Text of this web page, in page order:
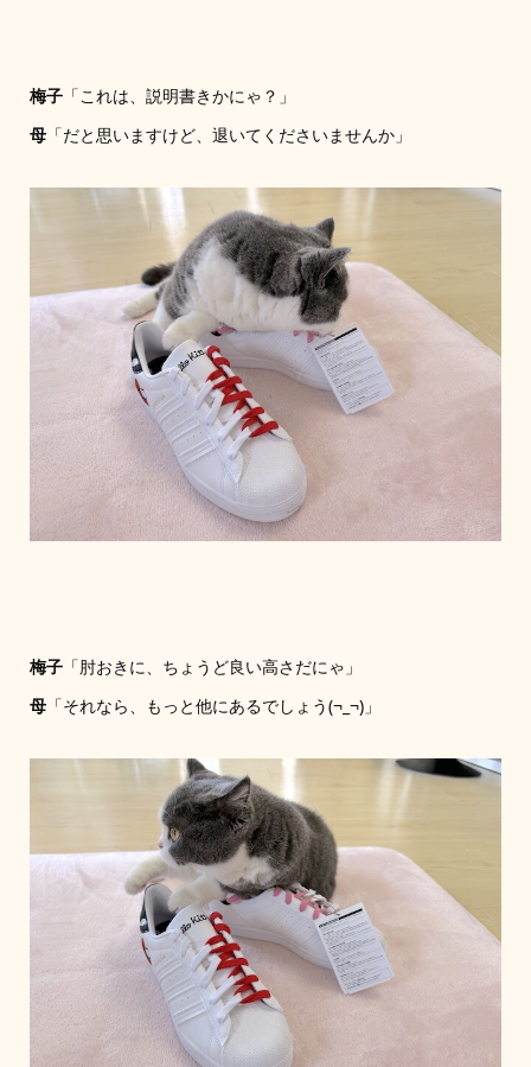
梅子「これは、説明書きかにゃ？」
母「だと思いますけど、退いてくださいませんか」
梅子「肘おきに、ちょうど良い高さだにゃ」
母「それなら、もっと他にあるでしょう(¬_¬)」